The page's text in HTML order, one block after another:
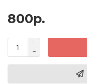
800р.